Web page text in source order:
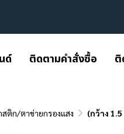
ด์ ติดตามคำสั่งซื้อ ติ
ติก/ตาข่ายกรองแสง (กว้าง